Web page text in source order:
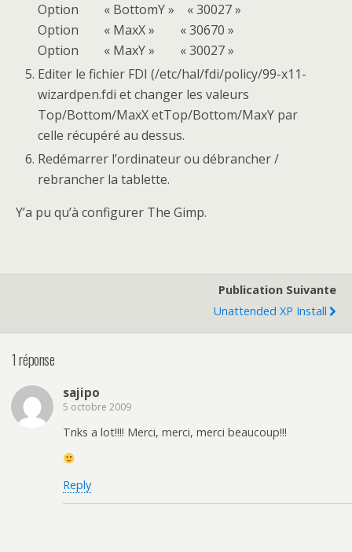
Option « BottomY » « 30027 »
Option « MaxX » « 30670 »
Option « MaxY » « 30027 »
Editer le fichier FDI (/etc/hal/fdi/policy/99-x11-
wizardpen.fdi et changer les valeurs
Top/Bottom/MaxX etTop/Bottom/MaxY par
celle récupéré au dessus.
Redémarrer l’ordinateur ou débrancher /
rebrancher la tablette.
Y’a pu qu’à configurer The Gimp.
Publication Suivante
Unattended XP Install
1 réponse
sajipo
5 octobre 2009
Tnks a lot!!!! Merci, merci, merci beaucoup!!!
Reply